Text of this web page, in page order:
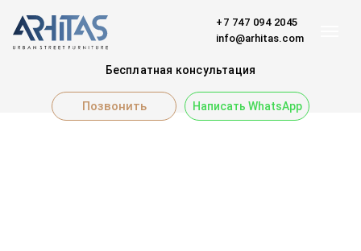
+7 747 094 2045
info@arhitas.com
Позвонить
Бесплатная консультация
Написать WhatsApp